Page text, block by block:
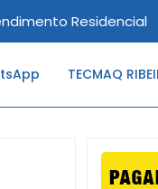
Residencial
TECMAQ